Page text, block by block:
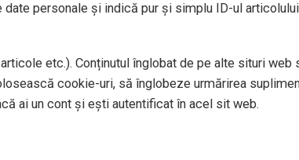
personale și indică pur și simplu ID-ul
etc.). Conținutul înglobat de pe alte situri
cookie-uri, să înglobeze urmărirea
ai un cont și ești autentificat în acel sit web.